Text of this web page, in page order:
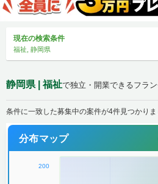
現在の検索条件
福祉, 静岡県
静岡県 | 福祉で独立・開業できるフラ
条件に一致した募集中の案件が4件見つかりま
分布マップ
200